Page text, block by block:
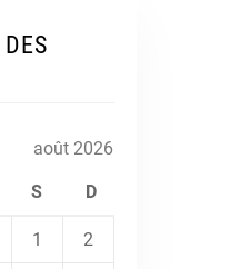
août 2026
S D
1 2